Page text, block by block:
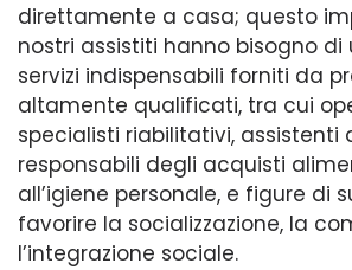
direttamente a casa; questo
nostri assistiti hanno bisogno di
servizi indispensabili forniti da
altamente qualificati, tra cui
specialisti riabilitativi, assistenti
responsabili degli acquisti
all’igiene personale, e figure di
favorire la socializzazione, la
l’integrazione sociale.